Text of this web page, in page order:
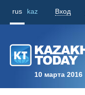
rus kaz Вход
10 марта 2016